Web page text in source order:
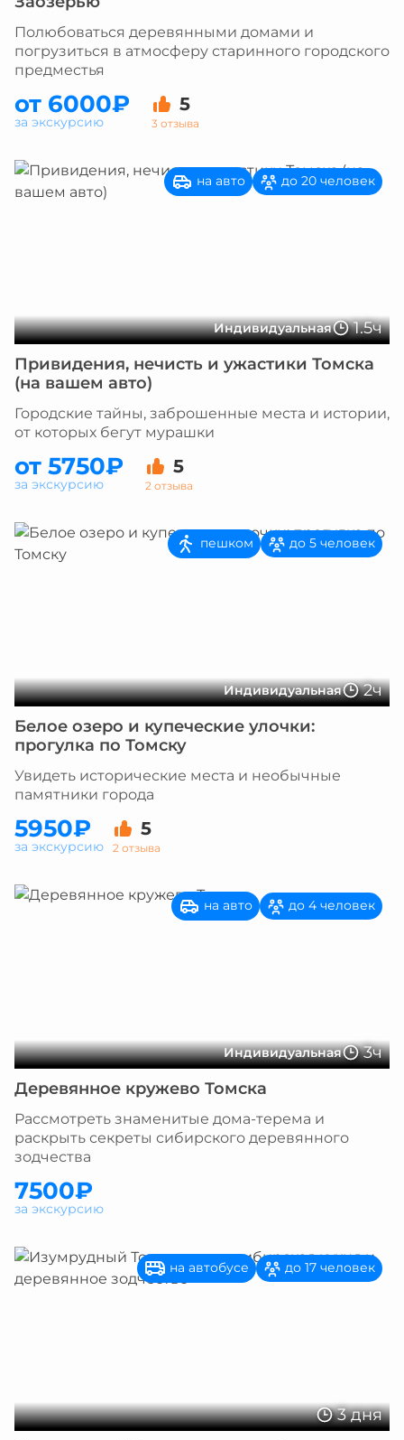
Полюбоваться деревянными домами и
погрузиться в атмосферу старинного городского
предместья
от 6000₽ 5
3 отзыва
за экскурсию
Индивидуальная 1.5ч
на авто до 20 человек
Привидения, нечисть и ужастики Томска
(на вашем авто)
Городские тайны, заброшенные места и истории,
от которых бегут мурашки
от 5750₽ 5
2 отзыва
за экскурсию
Индивидуальная 2ч
пешком до 5 человек
Белое озеро и купеческие улочки:
прогулка по Томску
Увидеть исторические места и необычные
памятники города
5950₽ 5
2 отзыва
за экскурсию
Индивидуальная 3ч
на авто до 4 человек
Деревянное кружево Томска
Рассмотреть знаменитые дома-терема и
раскрыть секреты сибирского деревянного
зодчества
7500₽
за экскурсию
3 дня
на автобусе до 17 человек